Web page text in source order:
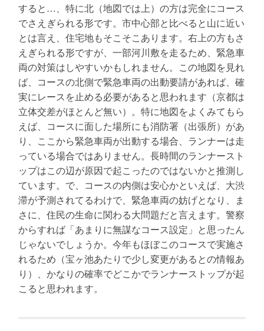
すると…、特に北（地図では上）の方は完全にコース
でさえぎられる形です。市中心部と比べると山に近い
とは言え、住宅地もそこそこあります。右上の方もさ
えぎられる形ですが、一部河川敷を走るため、緊急車
両の対策はしやすいかもしれません。この地図を見れ
ば、コースの北側で緊急車両の出動要請があれば、確
実にレースを止める必要があると思われます（京都は
立体交差がほとんど無い）。特に地図をよくみてもら
えば、コースに面した場所にも消防署（出張所）があ
り、ここから緊急車両が出動する場合、ランナーは走
っている場合ではありません。長時間のランナースト
ップはこの辺が原因で起こったのではないかと推測し
ています。で、コースの内側は安心かといえば、大渋
滞が予測されてるわけで、緊急車両の妨げとなり、ま
さに、住民の生命に関わる大問題だと言えます。警察
からすれば「あまりに無謀なコース設定」と思ったん
じゃないでしょうか。今年もほぼこのコースで実施さ
れるため（宝ヶ池あたりで少し変更があるとの情報あ
り）、かなりの確率でどこかでランナーストップが起
こると思われます。